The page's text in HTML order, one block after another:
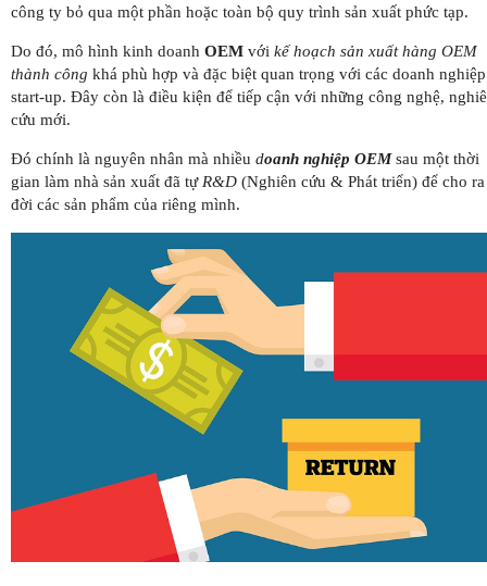
công ty bỏ qua một phần hoặc toàn bộ quy trình sản xuất phức tạp.
Do đó, mô hình kinh doanh OEM với kế hoạch sản xuất hàng OEM
thành công khá phù hợp và đặc biệt quan trọng với các doanh nghiệp
start-up. Đây còn là điều kiện để tiếp cận với những công nghệ,
cứu mới.
Đó chính là nguyên nhân mà nhiều doanh nghiệp OEMsau một thời
gian làm nhà sản xuất đã tự R&D (Nghiên cứu & Phát triển) để cho ra
đời các sản phẩm của riêng mình.